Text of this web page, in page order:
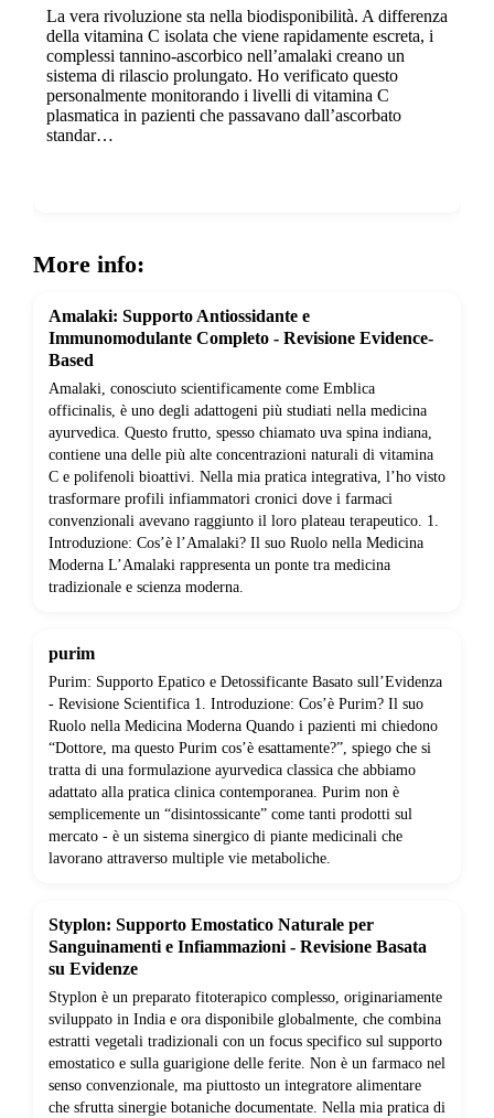
La vera rivoluzione sta nella biodisponibilità. A differenza
della vitamina C isolata che viene rapidamente escreta, i
complessi tannino-ascorbico nell’amalaki creano un
sistema di rilascio prolungato. Ho verificato questo
personalmente monitorando i livelli di vitamina C
plasmatica in pazienti che passavano dall’ascorbato
standar…
More info:
Amalaki: Supporto Antiossidante e
Immunomodulante Completo - Revisione Evidence-
Based
Amalaki, conosciuto scientificamente come Emblica
officinalis, è uno degli adattogeni più studiati nella medicina
ayurvedica. Questo frutto, spesso chiamato uva spina indiana,
contiene una delle più alte concentrazioni naturali di vitamina
C e polifenoli bioattivi. Nella mia pratica integrativa, l’ho visto
trasformare profili infiammatori cronici dove i farmaci
convenzionali avevano raggiunto il loro plateau terapeutico. 1.
Introduzione: Cos’è l’Amalaki? Il suo Ruolo nella Medicina
Moderna L’Amalaki rappresenta un ponte tra medicina
tradizionale e scienza moderna.
purim
Purim: Supporto Epatico e Detossificante Basato sull’Evidenza
- Revisione Scientifica 1. Introduzione: Cos’è Purim? Il suo
Ruolo nella Medicina Moderna Quando i pazienti mi chiedono
“Dottore, ma questo Purim cos’è esattamente?”, spiego che si
tratta di una formulazione ayurvedica classica che abbiamo
adattato alla pratica clinica contemporanea. Purim non è
semplicemente un “disintossicante” come tanti prodotti sul
mercato - è un sistema sinergico di piante medicinali che
lavorano attraverso multiple vie metaboliche.
Styplon: Supporto Emostatico Naturale per
Sanguinamenti e Infiammazioni - Revisione Basata
su Evidenze
Styplon è un preparato fitoterapico complesso, originariamente
sviluppato in India e ora disponibile globalmente, che combina
estratti vegetali tradizionali con un focus specifico sul supporto
emostatico e sulla guarigione delle ferite. Non è un farmaco nel
senso convenzionale, ma piuttosto un integratore alimentare
che sfrutta sinergie botaniche documentate. Nella mia pratica di